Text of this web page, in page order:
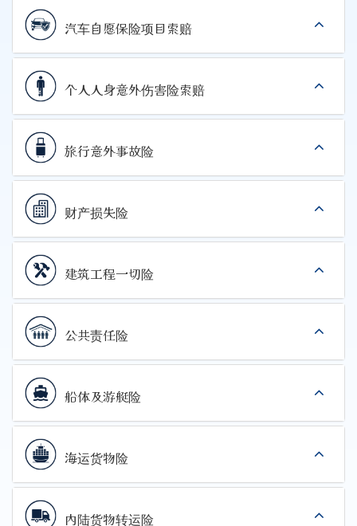
汽车自愿保险项目索赔
个人人身意外伤害险索赔
旅行意外事故险
财产损失险
建筑工程一切险
公共责任险
船体及游艇险
海运货物险
内陆货物转运险